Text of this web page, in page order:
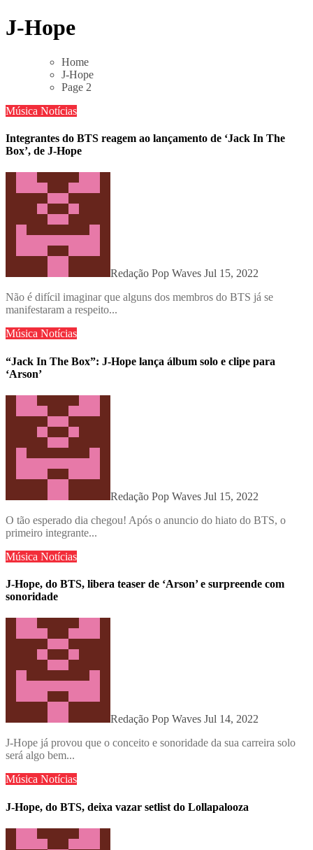
Skip
to
J-Hope
Home
J-Hope
Page 2
Música Notícias
Integrantes do BTS reagem ao lançamento de ‘Jack In The
Box’, de J-Hope
Redação Pop Waves Jul 15, 2022
Não é difícil imaginar que alguns dos membros do BTS já se
manifestaram a respeito...
Música Notícias
“Jack In The Box”: J-Hope lança álbum solo e clipe para
‘Arson’
Redação Pop Waves Jul 15, 2022
O tão esperado dia chegou! Após o anuncio do hiato do BTS, o
primeiro integrante...
Música Notícias
J-Hope, do BTS, libera teaser de ‘Arson’ e surpreende com
sonoridade
Redação Pop Waves Jul 14, 2022
J-Hope já provou que o conceito e sonoridade da sua carreira solo
será algo bem...
Música Notícias
J-Hope, do BTS, deixa vazar setlist do Lollapalooza